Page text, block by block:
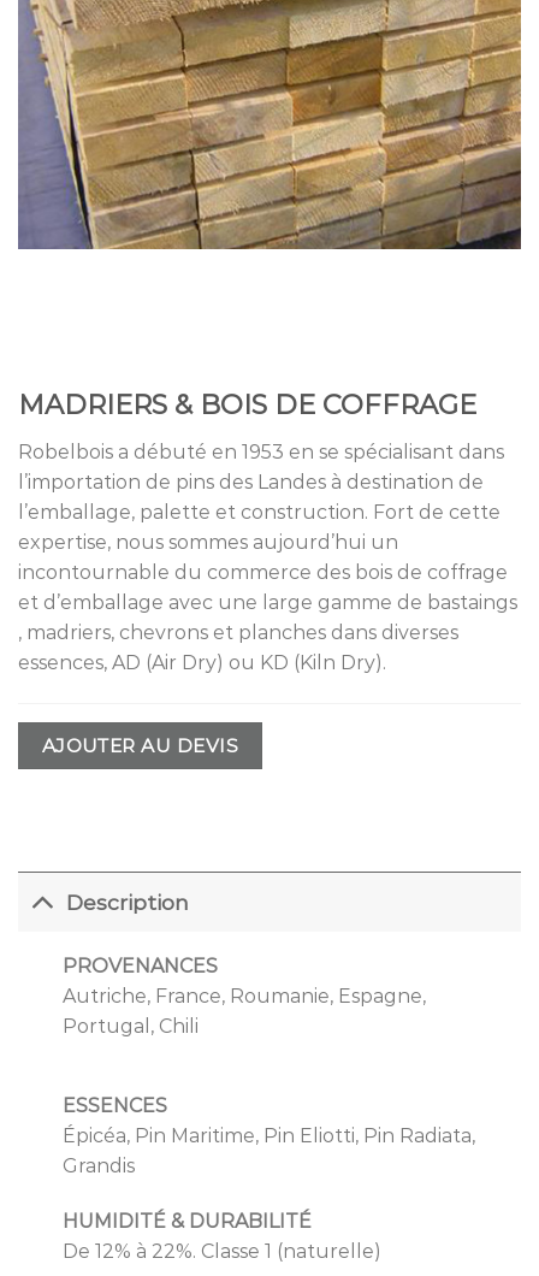
MADRIERS & BOIS DE COFFRAGE
Robelbois a débuté en 1953 en se spécialisant dans
l’importation de pins des Landes à destination de
l’emballage, palette et construction. Fort de cette
expertise, nous sommes aujourd’hui un
incontournable du commerce des bois de coffrage
et d’emballage avec une large gamme de bastaings
, madriers, chevrons et planches dans diverses
essences, AD (Air Dry) ou KD (Kiln Dry).
AJOUTER AU DEVIS
Description
PROVENANCES
Autriche, France, Roumanie, Espagne,
Portugal, Chili
ESSENCES
Épicéa, Pin Maritime, Pin Eliotti, Pin Radiata,
Grandis
HUMIDITÉ & DURABILITÉ
De 12% à 22%. Classe 1 (naturelle)